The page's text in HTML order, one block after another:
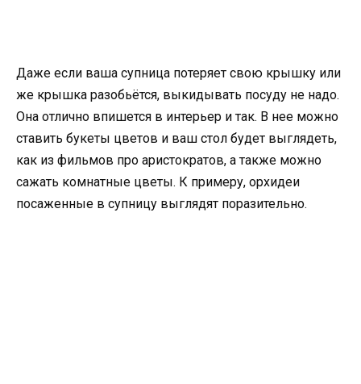
Даже если ваша супница потеряет свою крышку или
же крышка разобьётся, выкидывать посуду не надо.
Она отлично впишется в интерьер и так. В нее можно
ставить букеты цветов и ваш стол будет выглядеть,
как из фильмов про аристократов, а также можно
сажать комнатные цветы. К примеру, орхидеи
посаженные в супницу выглядят поразительно.